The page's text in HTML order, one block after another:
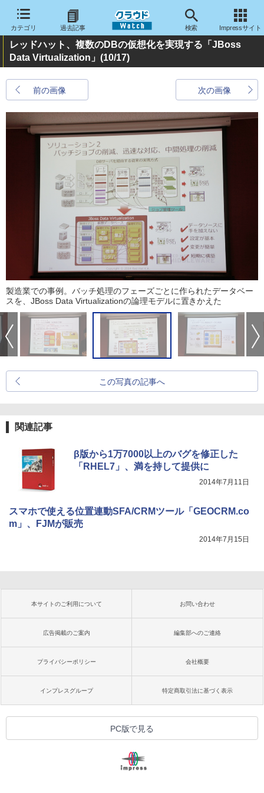
カテゴリ 過去記事 検索 Impressサイト
レッドハット、複数のDBの仮想化を実現する「JBoss
Data Virtualization」 (10/17)
前の画像 次の画像
製造業での事例。バッチ処理のフェーズごとに作られたデータベー
スを、JBoss Data Virtualizationの論理モデルに置きかえた
この写真の記事へ
関連記事
β版から1万7000以上のバグを修正した
「RHEL7」、満を持して提供に
2014年7月11日
スマホで使える位置連動SFA/CRMツール「GEOCRM.co
m」、FJMが販売
2014年7月15日
本サイトのご利用について お問い合わせ
広告掲載のご案内 編集部へのご連絡
プライバシーポリシー 会社概要
インプレスグループ 特定商取引法に基づく表示
PC版で見る